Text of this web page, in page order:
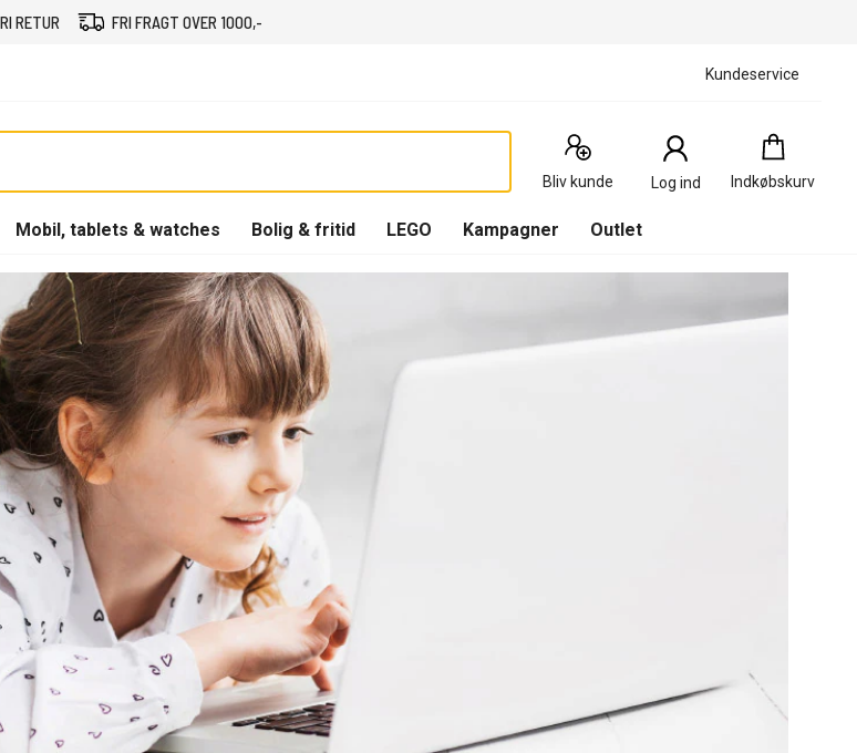
RETUR FRI FRAGT OVER 1000,-
Kundeservice
Bliv kunde Log ind Indkøbskurv
Indkøbskurv
0
Produkter
Mobil, tablets & watches Bolig & fritid LEGO Kampagner Outlet